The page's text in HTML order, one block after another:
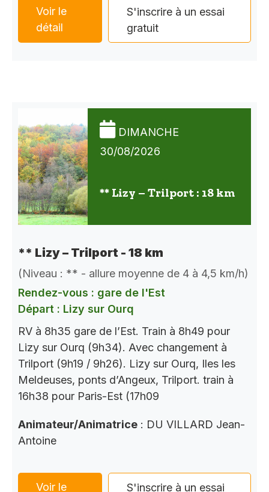
Voir le
détail
S'inscrire à un essai
gratuit
DIMANCHE
30/08/2026
** Lizy – Trilport : 18 km
** Lizy – Trilport - 18 km
(Niveau : ** - allure moyenne de 4 à 4,5 km/h)
Rendez-vous : gare de l'Est
Départ : Lizy sur Ourq
RV à 8h35 gare de l’Est. Train à 8h49 pour
Lizy sur Ourq (9h34). Avec changement à
Trilport (9h19 / 9h26). Lizy sur Ourq, Iles les
Meldeuses, ponts d’Angeux, Trilport. train à
16h38 pour Paris-Est (17h09
Animateur/Animatrice : DU VILLARD Jean-
Antoine
Voir le
S'inscrire à un essai